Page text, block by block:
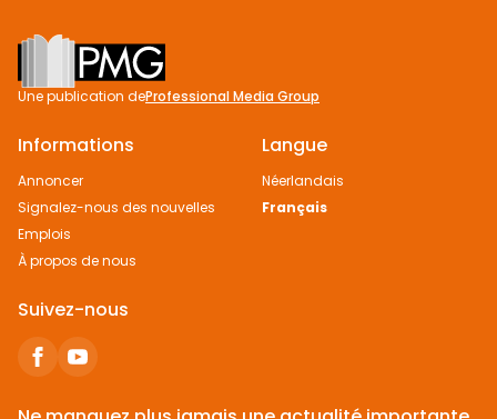
Footer
Une publication deProfessional Media Group
Informations
Annoncer
Signalez-nous des nouvelles
Emplois
À propos de nous
Langue
Néerlandais
Français
Suivez-nous